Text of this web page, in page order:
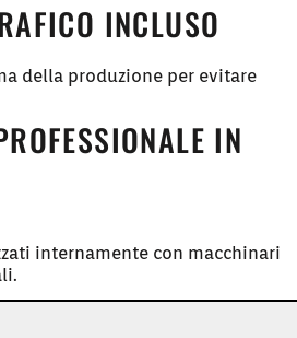
INCLUSO
della produzione per evitare
IN
internamente con macchinari